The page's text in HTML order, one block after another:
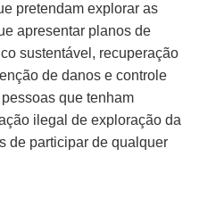
pretendam explorar as
apresentar planos de
sustentável, recuperação
de danos e controle
que tenham
ilegal de exploração da
de participar de qualquer